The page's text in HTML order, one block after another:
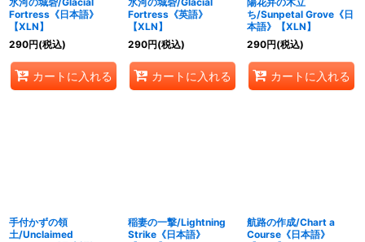
Fortress《日本語》
【XLN】
290円(税込)
カートに入れる
Fortress《英語》
【XLN】
290円(税込)
カートに入れる
ち/Sunpetal Grove《日
本語》【XLN】
290円(税込)
カートに入れる
手付かずの領
土/Unclaimed
稲妻の一撃/Lightning
Strike《日本語》
航路の作成/Chart a
Course《日本語》